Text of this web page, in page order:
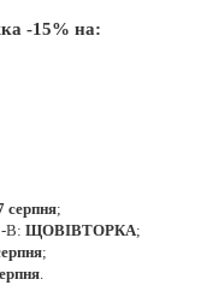
-15% на:
серпня;
В: ЩОВІВТОРКА;
;
.